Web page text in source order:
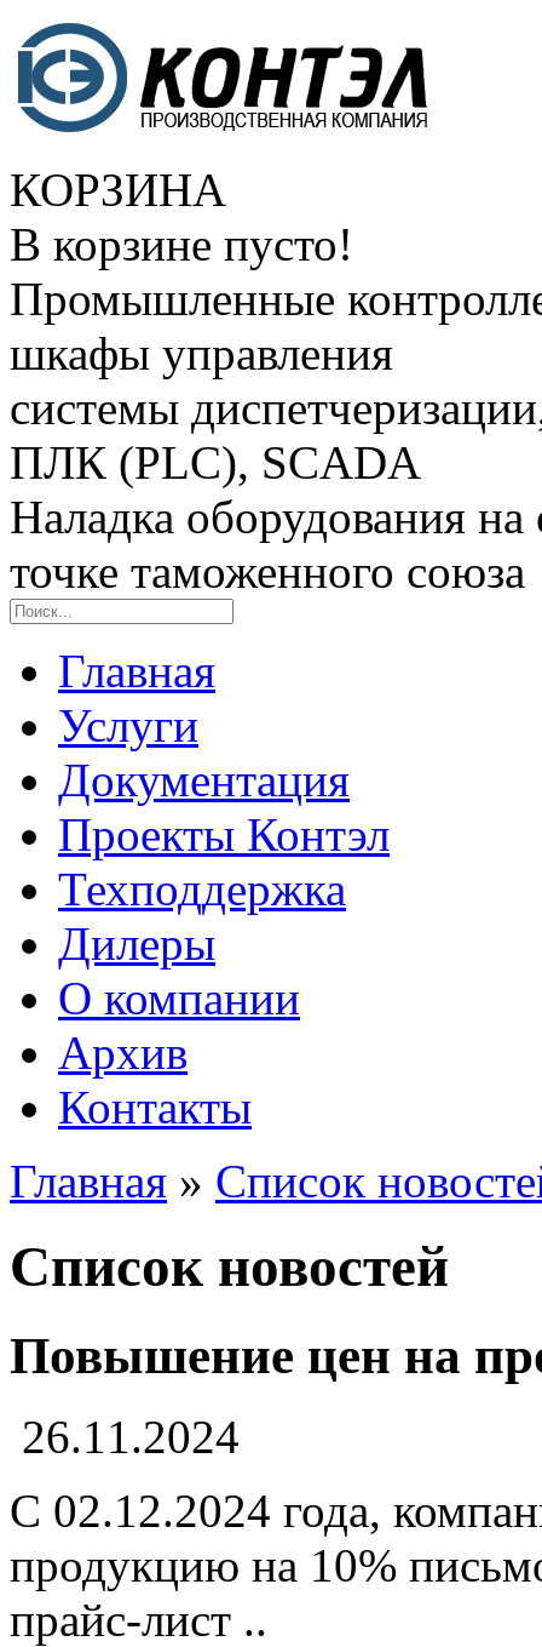
КОРЗИНА
В корзине пусто!
Промышленные
шкафы управления
системы
ПЛК (PLC), SCADA
Наладка оборудования на
точке таможенного союза
Главная
Услуги
Документация
Проекты Контэл
Техподдержка
Дилеры
О компании
Архив
Контакты
Главная » Список
Список новостей
Повышение цен на
26.11.2024
С 02.12.2024 года,
продукцию на 10%
прайс-лист ..